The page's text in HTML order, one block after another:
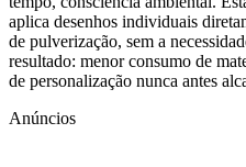
aplica desenhos individuais
de pulverização, sem a
resultado: menor consumo de
de personalização nunca antes
Anúncios